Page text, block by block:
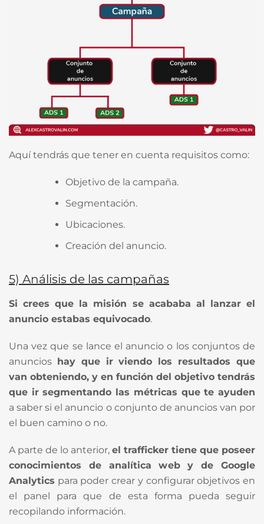
Aquí tendrás que tener en cuenta requisitos como:
Objetivo de la campaña.
Segmentación.
Ubicaciones.
Creación del anuncio.
5) Análisis de las campañas
Si crees que la misión se acababa al lanzar el
anuncio estabas equivocado.
Una vez que se lance el anuncio o los conjuntos de
anuncios hay que ir viendo los resultados que
van obteniendo, y en función del objetivo tendrás
que ir segmentando las métricas que te ayuden
a saber si el anuncio o conjunto de anuncios van por
el buen camino o no.
A parte de lo anterior, el trafficker tiene que poseer
conocimientos de analítica web y de Google
Analytics para poder crear y configurar objetivos en
el panel para que de esta forma pueda seguir
recopilando información.